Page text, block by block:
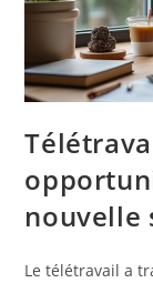
nouvelle
Le télétravail a